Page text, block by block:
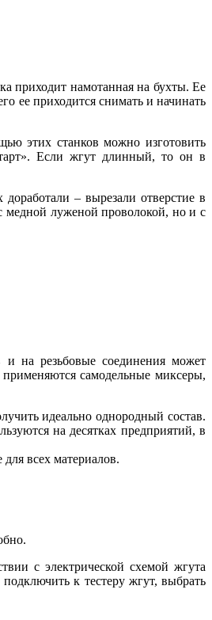
приходит намотанная на бухты. Ее
ее приходится снимать и начинать
этих станков можно изготовить
Если жгут длинный, то он в
– вырезали отверстие в
медной луженой проволокой, но и с
и на резьбовые соединения может
самодельные миксеры,
идеально однородный состав.
на десятках предприятий, в
всех материалов.
с электрической схемой жгута
к тестеру жгут, выбрать